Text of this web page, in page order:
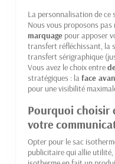
La personnalisation de
Nous vous proposons pas
marquage pour apposer
transfert réfléchissant, la
transfert sérigraphique
Vous avez le choix entre
stratégiques : laface
pour une visibilité
Pourquoi choisir
votre
Opter pour le sac
publicitaire qui allie